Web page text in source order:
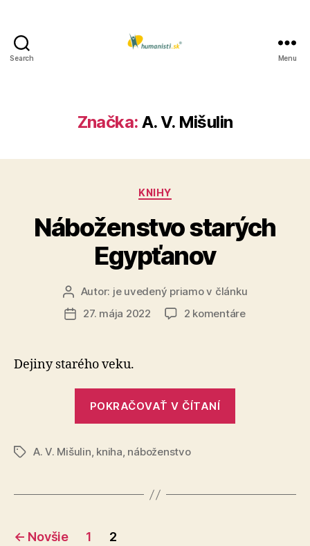
Search Menu
Značka: A. V. Mišulin
Kategórie
KNIHY
Náboženstvo starých
Egypťanov
Autor
článku
Autor: je uvedený priamo v článku
Dátum
27. mája 2022 2 komentárena
Dejiny starého veku.
POKRAČOVAŤ V ČÍTANÍ
ZnačkyA. V. Mišulin, kniha, náboženstvo
Stránkovanie
← Novšie 1 2